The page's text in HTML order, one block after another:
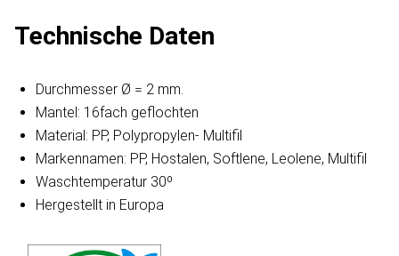
Technische Daten
Durchmesser Ø = 2 mm.
Mantel: 16fach geflochten
Material: PP, Polypropylen- Multifil
Markennamen: PP, Hostalen, Softlene, Leolene, Multifil
Waschtemperatur 30º
Hergestellt in Europa